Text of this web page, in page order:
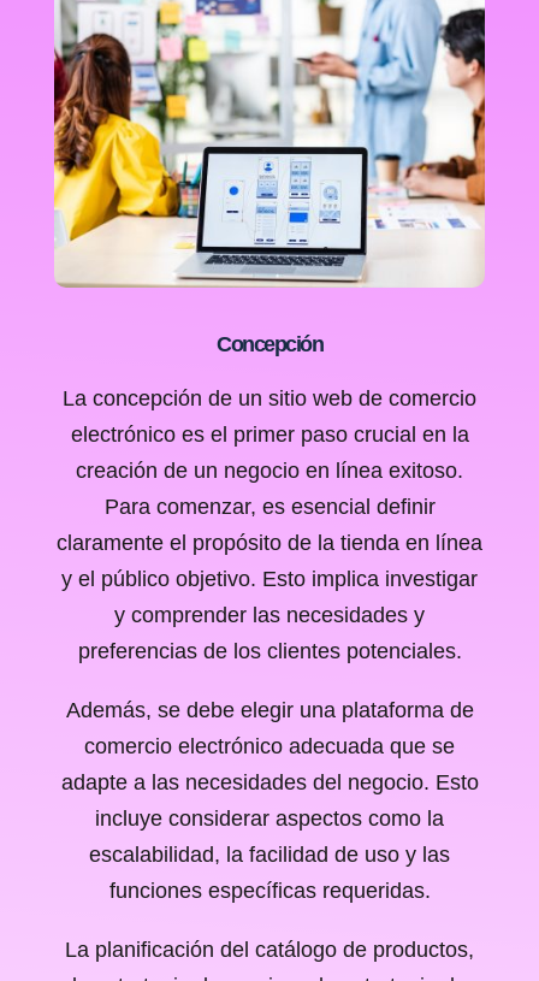
Concepción
La concepción de un sitio web de comercio
electrónico es el primer paso crucial en la
creación de un negocio en línea exitoso.
Para comenzar, es esencial definir
claramente el propósito de la tienda en línea
y el público objetivo. Esto implica investigar
y comprender las necesidades y
preferencias de los clientes potenciales.
Además, se debe elegir una plataforma de
comercio electrónico adecuada que se
adapte a las necesidades del negocio. Esto
incluye considerar aspectos como la
escalabilidad, la facilidad de uso y las
funciones específicas requeridas.
La planificación del catálogo de productos,